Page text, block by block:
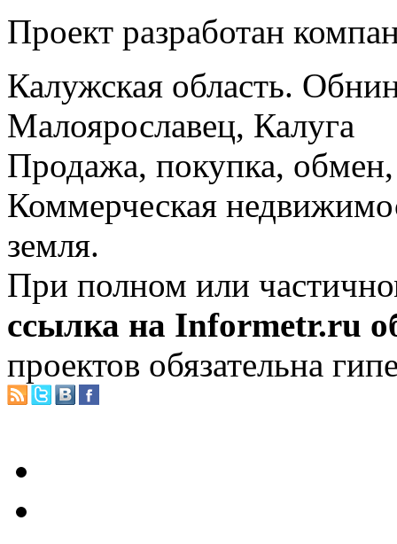
Проект разработан
Калужская область.
Малоярославец, Калуга
Продажа, покупка, обмен,
Коммерческая
земля.
При полном или
ссылка на Informetr.ru
проектов обязательна